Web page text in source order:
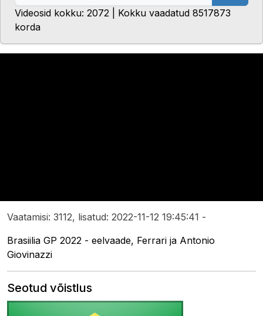
Videosid kokku: 2072 | Kokku vaadatud 8517873
korda
Vaatamisi: 3112, lisatud: 2022-11-12 19:45:41 -
Brasiilia GP 2022 - eelvaade, Ferrari ja Antonio
Giovinazzi
Seotud võistlus